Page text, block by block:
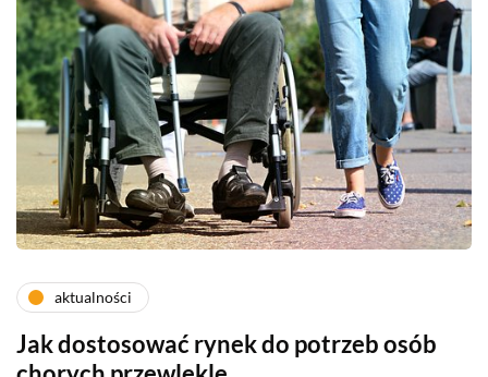
aktualności
Jak dostosować rynek do potrzeb osób